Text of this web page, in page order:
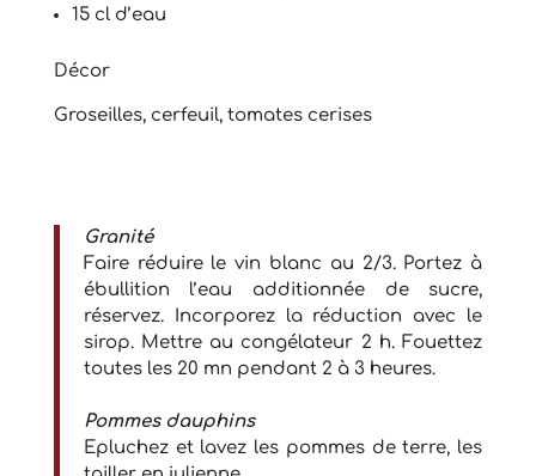
15 cl d’eau
Décor
Groseilles, cerfeuil, tomates cerises
Granité
Faire réduire le vin blanc au 2/3. Portez à
ébullition l’eau additionnée de sucre,
réservez. Incorporez la réduction avec le
sirop. Mettre au congélateur 2 h. Fouettez
toutes les 20 mn pendant 2 à 3 heures.
Pommes dauphins
Epluchez et lavez les pommes de terre, les